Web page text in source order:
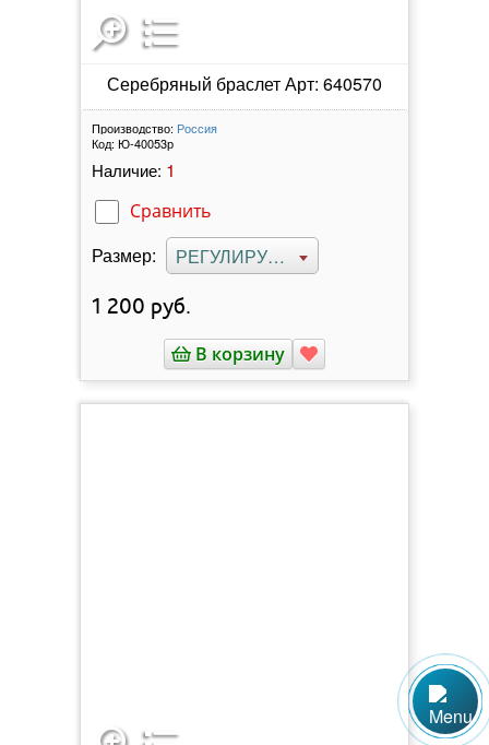
Серебряный браслет Арт: 640570
Производство: Россия
Код: Ю-40053р
Наличие: 1
Сравнить
Размер: РЕГУЛИРУЕМЫЙ
1 200 руб.
В корзину